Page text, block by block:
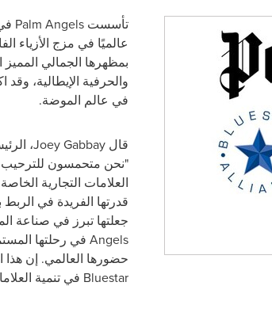
تأسستPalm Angels
عالميًا في مزج الأزياء
بمظهرها الجمالي المميز
والحرفية الإيطالية،
في عالم الموضة.
قالJoey Gabbay،
"نحن متحمسون للترحيب
العلامات التجارية
قدرتها الفريدة في
جعلتها تبرز في صناعة
Angels في رحلتها
حضورها العالمي. إن هذا
Bluestar في تنمية